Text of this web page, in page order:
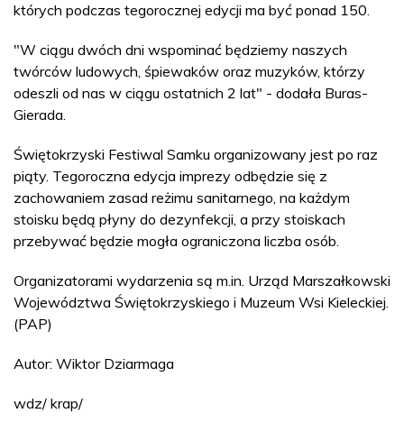
których podczas tegorocznej edycji ma być ponad 150.
"W ciągu dwóch dni wspominać będziemy naszych
twórców ludowych, śpiewaków oraz muzyków, którzy
odeszli od nas w ciągu ostatnich 2 lat" - dodała Buras-
Gierada.
Świętokrzyski Festiwal Samku organizowany jest po raz
piąty. Tegoroczna edycja imprezy odbędzie się z
zachowaniem zasad reżimu sanitarnego, na każdym
stoisku będą płyny do dezynfekcji, a przy stoiskach
przebywać będzie mogła ograniczona liczba osób.
Organizatorami wydarzenia są m.in. Urząd Marszałkowski
Województwa Świętokrzyskiego i Muzeum Wsi Kieleckiej.
(PAP)
Autor: Wiktor Dziarmaga
wdz/ krap/